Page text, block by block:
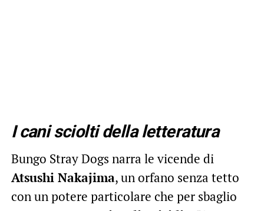
I cani sciolti della letteratura
Bungo Stray Dogs narra le vicende di
Atsushi Nakajima, un orfano senza tetto
con un potere particolare che per sbaglio